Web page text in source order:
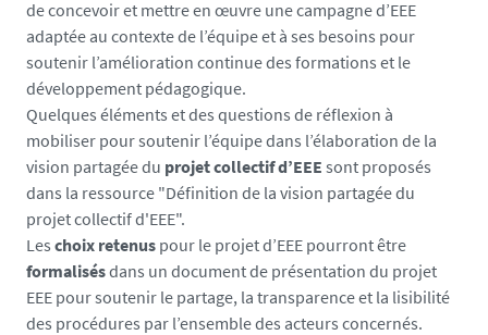
de concevoir et mettre en œuvre une campagne d’EEE
adaptée au contexte de l’équipe et à ses besoins pour
soutenir l’amélioration continue des formations et le
développement pédagogique.
Quelques éléments et des questions de réflexion à
mobiliser pour soutenir l’équipe dans l’élaboration de la
vision partagée du projet collectif d’EEE sont proposés
dans la ressource "Définition de la vision partagée du
projet collectif d'EEE".
Les choix retenus pour le projet d’EEE pourront être
formalisésdans un document de présentation du projet
EEE pour soutenir le partage, la transparence et la lisibilité
des procédures par l’ensemble des acteurs concernés.